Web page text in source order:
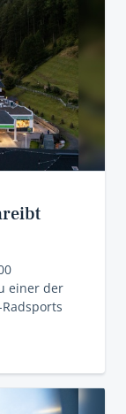
einer der